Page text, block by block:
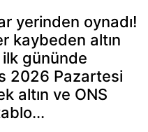
yerinden oynadı!
kaybeden altın
ilk gününde
2026 Pazartesi
altın ve ONS